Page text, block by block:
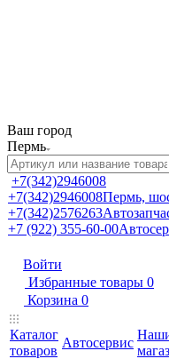
Ваш город
Пермь
+7(342)2946008
+7(342)2946008Пермь,
+7(342)2576263
+7 (922) 355-60-00
Войти
Избранные товары 0
Корзина 0
Каталог
товаров
Автосервис